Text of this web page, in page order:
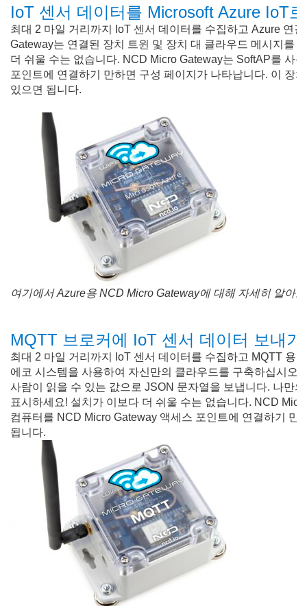
IoT 센서 데이터를 Microsoft Azure IoT
최대 2 마일 거리까지 IoT 센서 데이터를 수집하고 Azure 연
Gateway는 연결된 장치 트윈 및 장치 대 클라우드 메시지를
더 쉬울 수는 없습니다. NCD Micro Gateway는 SoftAP를 사
포인트에 연결하기 만하면 구성 페이지가 나타납니다. 이 장
있으면 됩니다.
여기에서 Azure용 NCD Micro Gateway에 대해 자세히 알아
MQTT 브로커에 IoT 센서 데이터 보내기
최대 2 마일 거리까지 IoT 센서 데이터를 수집하고 MQTT 용
에코 시스템을 사용하여 자신만의 클라우드를 구축하십시오
사람이 읽을 수 있는 값으로 JSON 문자열을 보냅니다. 나만
표시하세요! 설치가 이보다 더 쉬울 수는 없습니다. NCD
컴퓨터를 NCD Micro Gateway 액세스 포인트에 연결하기
됩니다.